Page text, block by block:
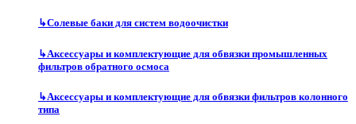
↳Солевые баки для систем водоочистки
↳Аксессуары и комплектующие для обвязки промышленных
фильтров обратного осмоса
↳Аксессуары и комплектующие для обвязки фильтров колонного
типа